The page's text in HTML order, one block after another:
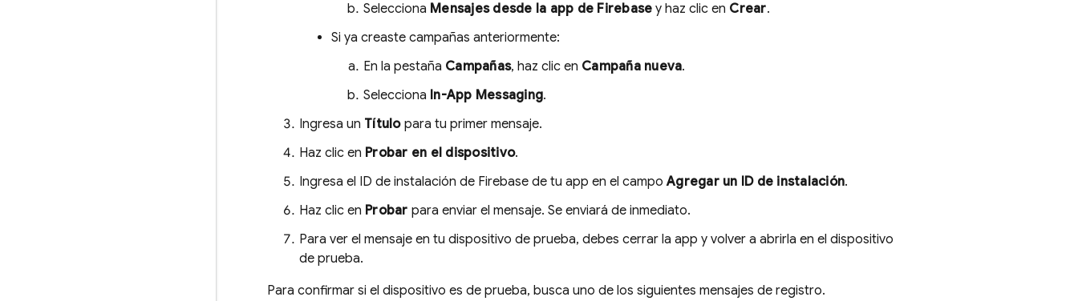
Selecciona Mensajes desde la app de Firebase y haz clic en Crear.
Si ya creaste campañas anteriormente:
En la pestaña Campañas, haz clic en Campaña nueva.
Selecciona In-App Messaging.
Ingresa un Títulopara tu primer mensaje.
Haz clic en Probar en el dispositivo.
Ingresa el ID de instalación de Firebase de tu app en el campoAgregar un ID de instalación.
Haz clic en Probar para enviar el mensaje. Se enviará de inmediato.
Para ver el mensaje en tu dispositivo de prueba, debes cerrar la app y volver a abrirla en el dispositivo
de prueba.
Para confirmar si el dispositivo es de prueba, busca uno de los siguientes mensajes de registro.